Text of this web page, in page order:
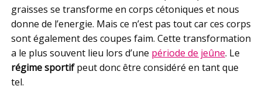
graisses se transforme en corps cétoniques et nous
donne de l’energie. Mais ce n’est pas tout car ces corps
sont également des coupes faim. Cette transformation
a le plus souvent lieu lors d’une période de jeûne. Le
régime sportifpeut donc être considéré en tant que
tel.